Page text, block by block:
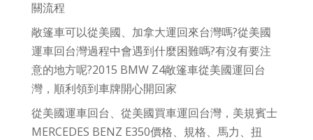
關流程
敞篷車可以從美國、加拿大運回來台灣嗎?從美國
運車回台灣過程中會遇到什麼困難嗎?有沒有要注
意的地方呢?2015 BMW Z4敞篷車從美國運回台
灣，順利領到車牌開心開回家
從美國運車回台、從美國買車運回台灣，美規賓士
MERCEDES BENZ E350價格、規格、馬力、扭